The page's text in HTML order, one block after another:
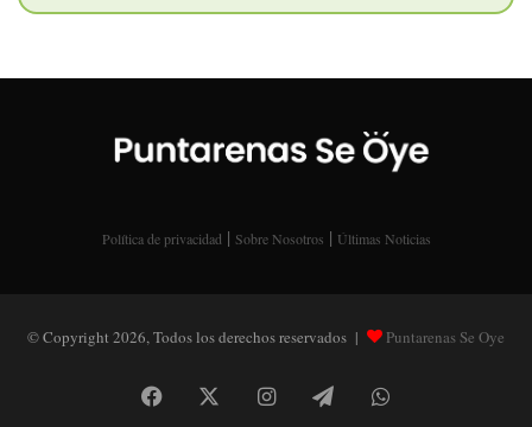
Política de privacidad | Sobre Nosotros | Últimas Noticias
© Copyright 2026, Todos los derechos reservados | Puntarenas Se Oye
Facebook InstagramTelegramWhatsApp